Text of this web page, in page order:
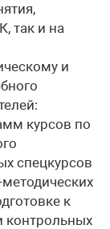
так и на
и
курсов по
спецкурсов
к
контрольных